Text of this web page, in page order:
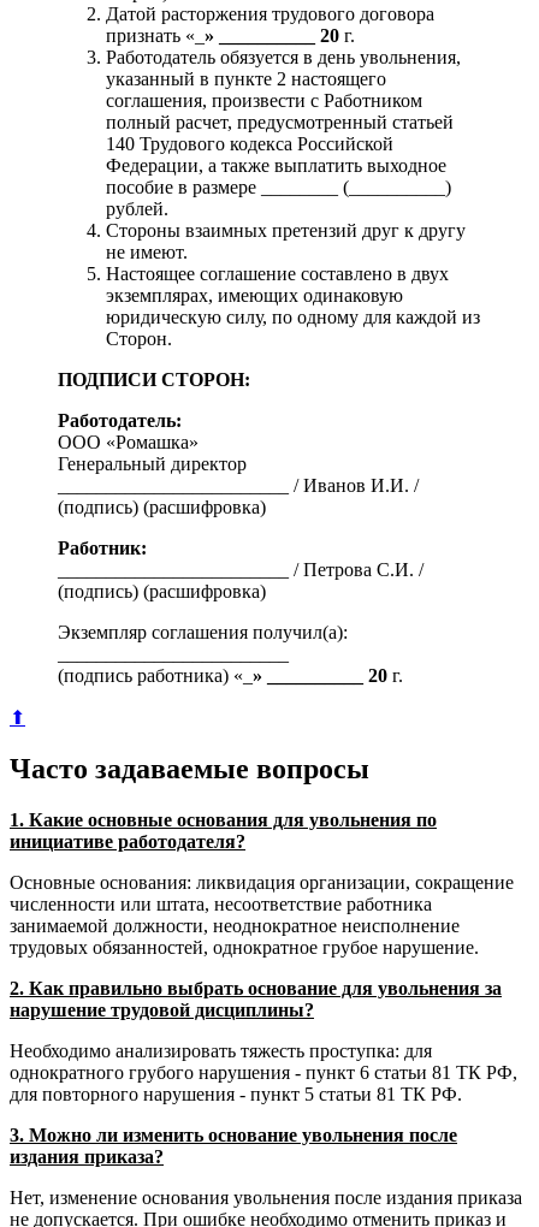
Датой расторжения трудового договора
признать «_ » __________ 20 г.
Работодатель обязуется в день увольнения,
указанный в пункте 2 настоящего
соглашения, произвести с Работником
полный расчет, предусмотренный статьей
140 Трудового кодекса Российской
Федерации, а также выплатить выходное
пособие в размере ________ (__________)
рублей.
Стороны взаимных претензий друг к другу
не имеют.
Настоящее соглашение составлено в двух
экземплярах, имеющих одинаковую
юридическую силу, по одному для каждой из
Сторон.
ПОДПИСИ СТОРОН:
Работодатель:
ООО «Ромашка»
Генеральный директор
________________________ / Иванов И.И. /
(подпись) (расшифровка)
Работник:
________________________ / Петрова С.И. /
(подпись) (расшифровка)
Экземпляр соглашения получил(а):
(подпись работника) «_ » __________ 20 г.
⬆
Часто задаваемые вопросы
1. Какие основные основания для увольнения по
инициативе работодателя?
Основные основания: ликвидация организации, сокращение
численности или штата, несоответствие работника
занимаемой должности, неоднократное неисполнение
трудовых обязанностей, однократное грубое нарушение.
2. Как правильно выбрать основание для увольнения за
нарушение трудовой дисциплины?
Необходимо анализировать тяжесть проступка: для
однократного грубого нарушения - пункт 6 статьи 81 ТК РФ,
для повторного нарушения - пункт 5 статьи 81 ТК РФ.
3. Можно ли изменить основание увольнения после
издания приказа?
Нет, изменение основания увольнения после издания приказа
не допускается. При ошибке необходимо отменить приказ и